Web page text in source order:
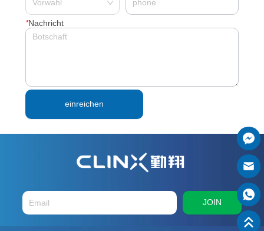
*Nachricht
einreichen
JOIN